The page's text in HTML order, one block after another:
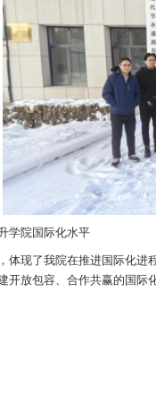
技术经验，探讨合作路
了双方在农业科技与教